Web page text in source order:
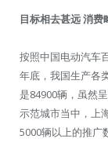
目标相去甚远 消费
按照中国电动汽车
年底，我国生产各
是84900辆，虽然
示范城市当中，上
5000辆以上的推广